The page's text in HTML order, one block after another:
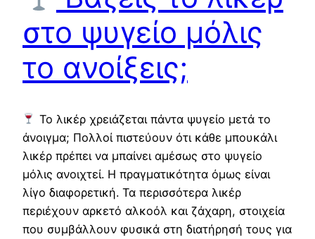
στο ψυγείο μόλις
το ανοίξεις;
Το λικέρ χρειάζεται πάντα ψυγείο μετά το
άνοιγμα; Πολλοί πιστεύουν ότι κάθε μπουκάλι
λικέρ πρέπει να μπαίνει αμέσως στο ψυγείο
μόλις ανοιχτεί. Η πραγματικότητα όμως είναι
λίγο διαφορετική. Τα περισσότερα λικέρ
περιέχουν αρκετό αλκοόλ και ζάχαρη, στοιχεία
που συμβάλλουν φυσικά στη διατήρησή τους για